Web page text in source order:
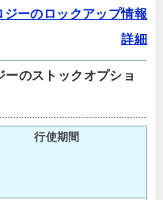
ーのロックアップ情報
詳細
のストックオプショ
行使期間